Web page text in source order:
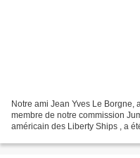
Notre ami Jean Yves Le Borgne,
membre de notre commission
américain des Liberty Ships , a